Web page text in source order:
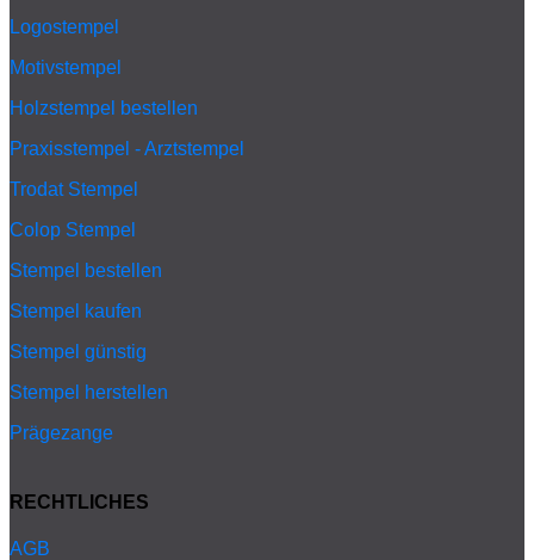
Logostempel
Motivstempel
Holzstempel bestellen
Praxisstempel - Arztstempel
Trodat Stempel
Colop Stempel
Stempel bestellen
Stempel kaufen
Stempel günstig
Stempel herstellen
Prägezange
RECHTLICHES
AGB